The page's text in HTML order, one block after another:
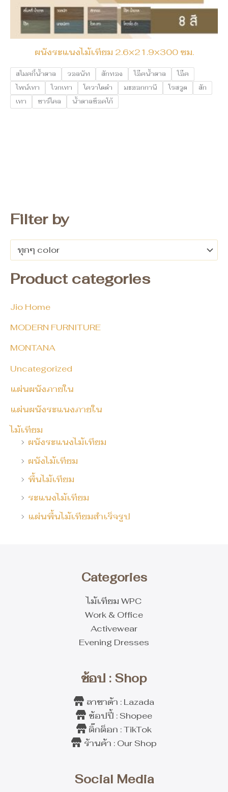
Filter by
ทุกๆ color
Product categories
Jio Home
MODERN FURNITURE
MONTANA
Uncategorized
แผ่นผนังภายใน
แผ่นผนังระแนงภายใน
ไม้เทียม
ผนังระแนงไม้เทียม
ผนังไม้เทียม
พื้นไม้เทียม
ระแนงไม้เทียม
แผ่นพื้นไม้เทียมสำเร็จรูป
ผนังระแนงไม้เทียม 2.6×21.9×300 ซม.
สโมคกี้น้ำตาล วอลนัท สักทอง โอ๊คน้ำตาล
โอ๊ค
ไพน์เทา
โวกเทา โควาโดดำ มะฮอกกานี โรสวูด
สัก
เทา
ชาร์โคล น้ำตาลช็อคโก้
Categories
ไม้เทียม WPC
Work & Office
Activewear
Evening Dresses
ช้อป : Shop
ลาซาด้า : Lazada
ช้อปปี้ : Shopee
ติ๊กต็อก : TikTok
ร้านค้า : Our Shop
Social Media